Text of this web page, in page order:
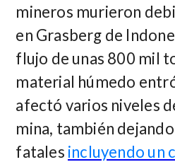
mineros murieron
en Grasberg de
flujo de unas 800 mil
material húmedo
afectó varios niveles
mina, también
fatales incluyendo un